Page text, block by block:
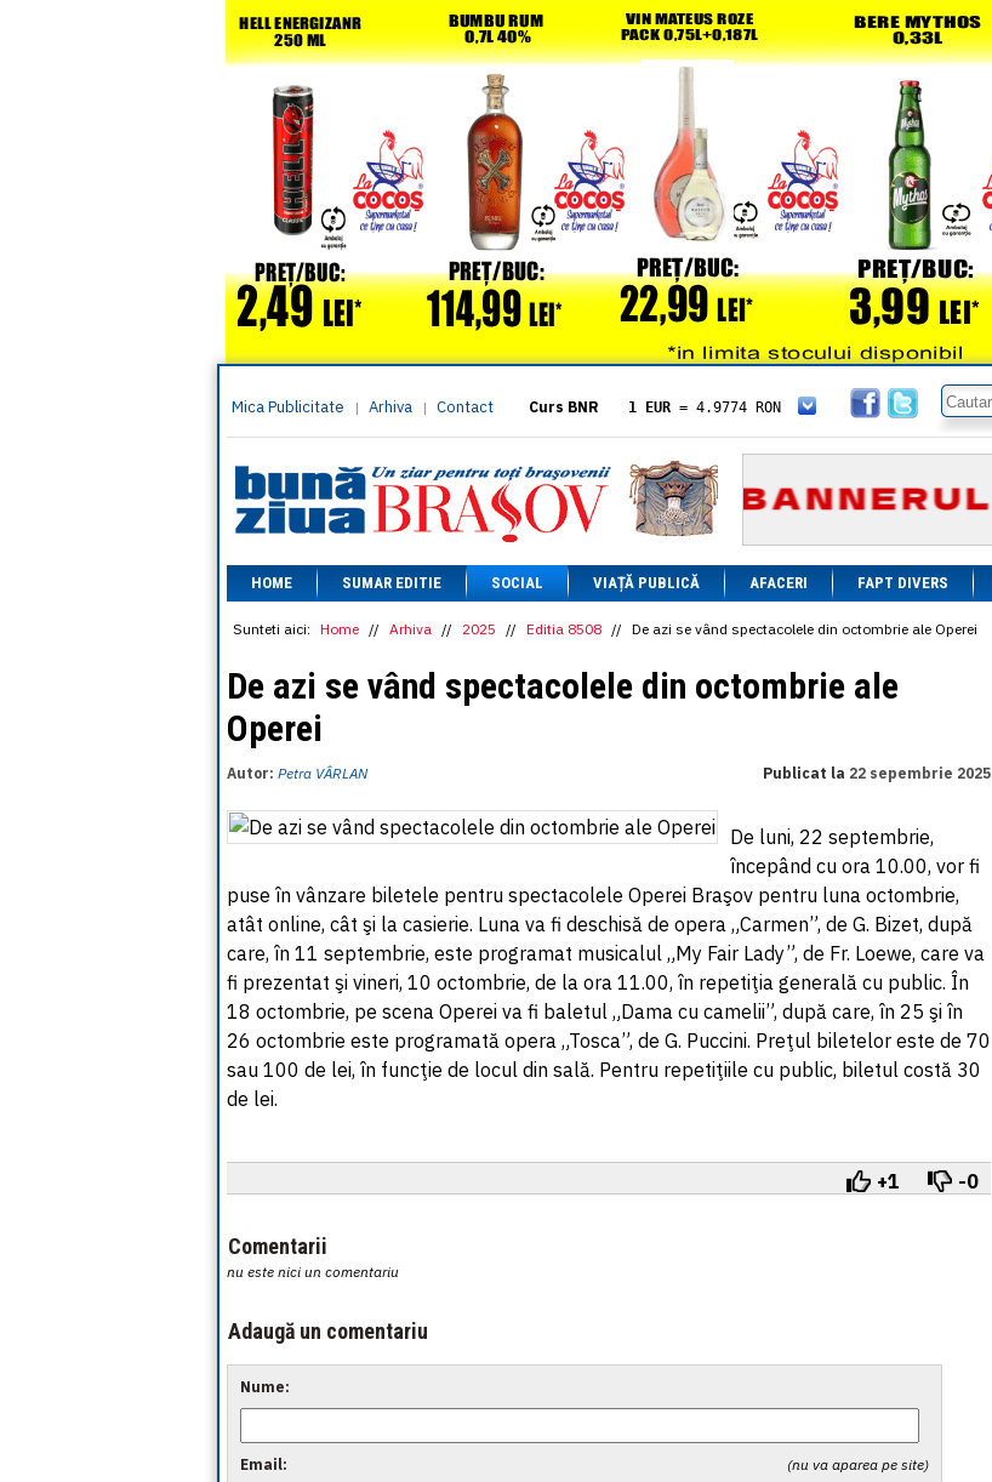
Mica Publicitate | Arhiva | Contact Curs BNR 1 EUR = 4.9774 RON
= 5.8304 RON
1 XAU= 464.4611 RON
1 AED= 1.1933 RON
1 AUD= 2.7957 RON
1 BGN= 2.5449 RON
1 CAD= 3.1559 RON
1 CHF= 5.2813 RON
1 CNY = 0.6015 RON
1 DKK
1 EGP
= 0.0860 RON
= 0.3047 RON
1 MXN= 0.2227 RON
1 NOK= 0.4191 RON
= 2.6097 RON
1 PLN= 1.1646 RON
1 RSD
= 0.0425 RON
1 RUB = 0.0530 RON
1 SEK = 0.4526 RON
1 TRY
= 0.1141 RON
1 UAH= 0.1048 RON
1 XDR= 5.9383 RON
1 ZAR= 0.2318 RON
HOME SUMAR EDITIE SOCIAL VIAȚĂ PUBLICĂ AFACERI FAPT DIVERS
Sunteti aici: Home // Arhiva // 2025 // Editia 8508 // De azi se vând spectacolele din octombrie ale Operei
De azi se vând spectacolele din octombrie ale
Operei
Autor: Petra VÂRLAN Publicat la 22 sepembrie 2025
De luni, 22 septembrie,
începând cu ora 10.00, vor fi
puse în vânzare biletele pentru spectacolele Operei Braşov pentru luna octombrie,
atât online, cât şi la casierie. Luna va fi deschisă de opera „Carmen”, de G. Bizet, după
care, în 11 septembrie, este programat musicalul „My Fair Lady”, de Fr. Loewe, care va
fi prezentat şi vineri, 10 octombrie, de la ora 11.00, în repetiţia generală cu public. În
18 octombrie, pe scena Operei va fi baletul „Dama cu camelii”, după care, în 25 şi în
26 octombrie este programată opera „Tosca”, de G. Puccini. Preţul biletelor este de 70
sau 100 de lei, în funcţie de locul din sală. Pentru repetiţiile cu public, biletul costă 30
de lei.
+1 -0
Comentarii
nu este nici un comentariu
Adaugă un comentariu
Nume:
(nu va aparea pe site)
Email: